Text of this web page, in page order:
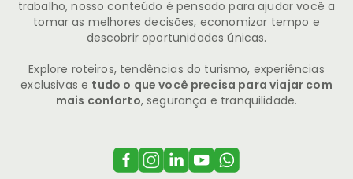
trabalho, nosso conteúdo é pensado para ajudar você a
tomar as melhores decisões, economizar tempo e
descobrir oportunidades únicas.
Explore roteiros, tendências do turismo, experiências
exclusivas e tudo o que você precisa para viajar com
mais conforto, segurança e tranquilidade.